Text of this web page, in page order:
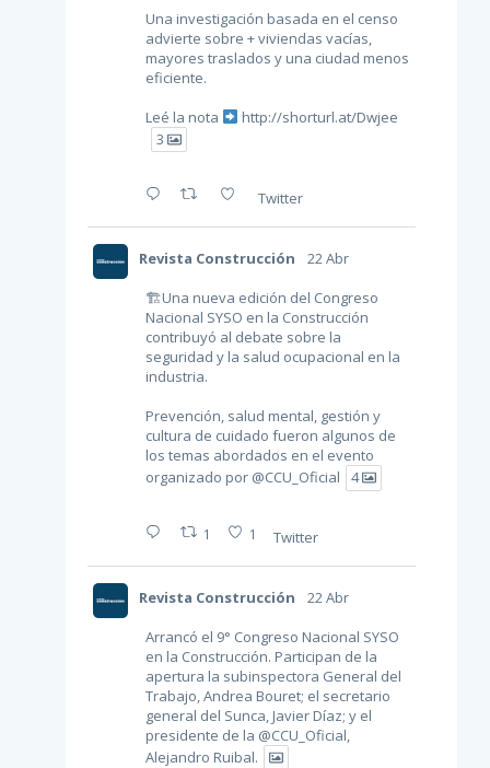
Una investigación basada en el censo
advierte sobre + viviendas vacías,
mayores traslados y una ciudad menos
eficiente.
Leé la nota
http://shorturl.at/Dwjee
3
Twitter
Revista Construcción
22 Abr
🏗Una nueva edición del Congreso
Nacional SYSO en la Construcción
contribuyó al debate sobre la
seguridad y la salud ocupacional en la
industria.
Prevención, salud mental, gestión y
cultura de cuidado fueron algunos de
los temas abordados en el evento
organizado por @CCU_Oficial 4
1 1 Twitter
Revista Construcción
22 Abr
Arrancó el 9° Congreso Nacional SYSO
en la Construcción. Participan de la
apertura la subinspectora General del
Trabajo, Andrea Bouret; el secretario
general del Sunca, Javier Díaz; y el
presidente de la @CCU_Oficial
Alejandro Ruibal.